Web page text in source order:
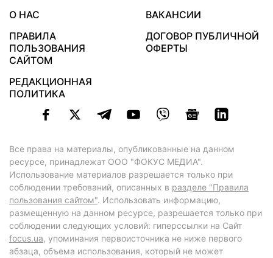
О НАС
ВАКАНСИИ
ПРАВИЛА
ПОЛЬЗОВАНИЯ
САЙТОМ
ДОГОВОР ПУБЛИЧНОЙ
ОФЕРТЫ
РЕДАКЦИОННАЯ
ПОЛИТИКА
Все права на материалы, опубликованные на данном
ресурсе, принадлежат ООО "ФОКУС МЕДИА".
Использование материалов разрешается только при
соблюдении требований, описанных в разделе "Правила
пользования сайтом". Использовать информацию,
размещенную на данном ресурсе, разрешается только при
соблюдении следующих условий: гиперссылки на Сайт
focus.ua, упоминания первоисточника не ниже первого
абзаца, объема использования, который не может